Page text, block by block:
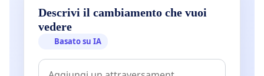
Descrivi il cambiamento che vuoi
vedere
Basato su IA